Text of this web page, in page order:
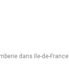
dans Ile-de-France